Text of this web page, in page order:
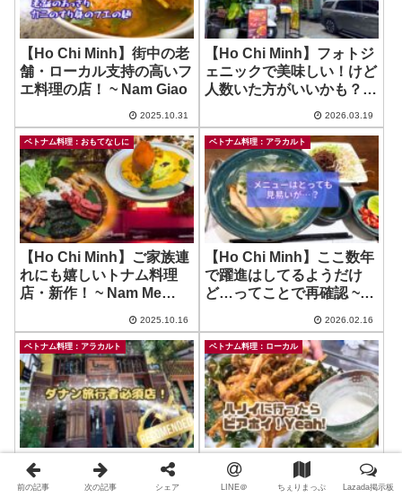
【Ho Chi Minh】街中の老
舗・ローカル支持の高いフ
エ料理の店！ ~ Nam Giao
2025.10.31
【Ho Chi Minh】フォトジ
ェニックで美味しい！けど
人数いた方がいいかも？ ~
2026.03.19
ベトナム料理：おもてなしに
【Ho Chi Minh】ご家族連
れにも嬉しいトナム料理
店・新作！ ~ Nam Me
2025.10.16
ベトナム料理：アラカルト
【Ho Chi Minh】ここ数年
で躍進はしてるようだけ
ど…ってことで再確認 ~
Cuisine
2026.02.16
ベトナム料理：アラカルト
【Da Nang】ダナン旅行
者必須店！！郷土料理が高
ベトナム料理：ローカル
【Ha Noi】ハノイっつっ
たらビアホイよね！ローカ
前の記事 次の記事 シェア LINE＠ ちぇりまっぷ Lazada掲示板